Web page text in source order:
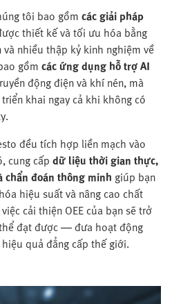
tôi bao gồm các giải pháp
thiết kế và tối ưu hóa bằng
nhiều thập kỷ kinh nghiệm về
gồm các ứng dụng hỗ trợ AI
động điện và khí nén, mà
khai ngay cả khi không có
đều tích hợp liền mạch vào
cung cấp dữ liệu thời gian thực,
đoán thông minh giúp bạn
hiệu suất và nâng cao chất
cải thiện OEE của bạn sẽ trở
đạt được — đưa hoạt động
quả đẳng cấp thế giới.